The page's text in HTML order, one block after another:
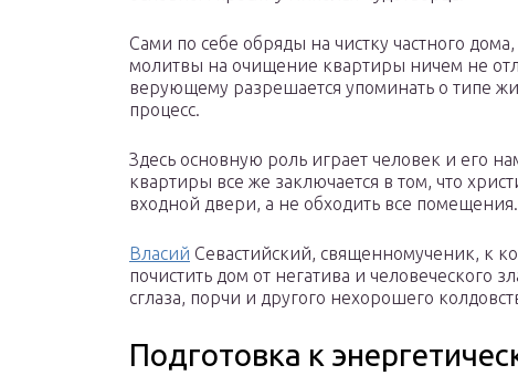
Сами по себе обряды на чистку частного дома,
молитвы на очищение квартиры ничем не
верующему разрешается упоминать о типе
процесс.
Здесь основную роль играет человек и его
квартиры все же заключается в том, что
входной двери, а не обходить все помещения.
Власий Севастийский, священномученик, к
почистить дом от негатива и человеческого
сглаза, порчи и другого нехорошего
Подготовка к